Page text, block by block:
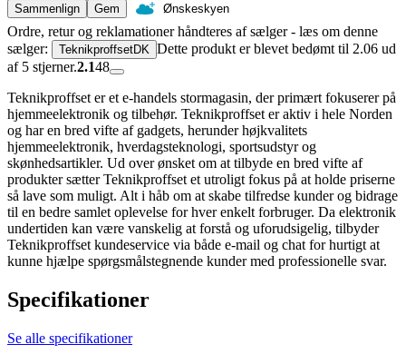
Sammenlign
Gem Ønskeskyen
Ordre, retur og reklamationer håndteres af sælger - læs om denne
sælger:
TeknikproffsetDK Dette produkt er blevet bedømt til 2.06 ud
af 5 stjerner.2.148
Teknikproffset er et e-handels stormagasin, der primært fokuserer på
hjemmeelektronik og tilbehør. Teknikproffset er aktiv i hele Norden
og har en bred vifte af gadgets, herunder højkvalitets
hjemmeelektronik, hverdagsteknologi, sportsudstyr og
skønhedsartikler. Ud over ønsket om at tilbyde en bred vifte af
produkter sætter Teknikproffset et utroligt fokus på at holde priserne
så lave som muligt. Alt i håb om at skabe tilfredse kunder og bidrage
til en bedre samlet oplevelse for hver enkelt forbruger. Da elektronik
undertiden kan være vanskelig at forstå og uforudsigelig, tilbyder
Teknikproffset kundeservice via både e-mail og chat for hurtigt at
kunne hjælpe spørgsmålstegnende kunder med professionelle svar.
Specifikationer
Se alle specifikationer